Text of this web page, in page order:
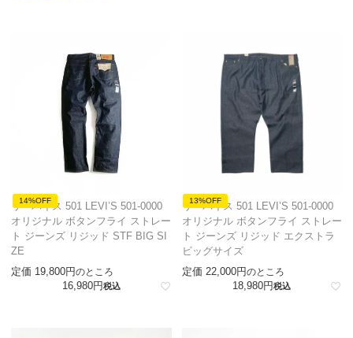
14%OFF
リーバイス 501 LEVI’S 501-0000
オリジナル ボタンフライ ストレー
ト ジーンズ リジッド STF BIG SI
ZE
定価 19,800 のところ
16,980 税込
13%OFF
リーバイス 501 LEVI’S 501-0000
オリジナル ボタンフライ ストレー
ト ジーンズ リジッド エクストラ
ビッグサイズ
定価 22,000 のところ
18,980 税込